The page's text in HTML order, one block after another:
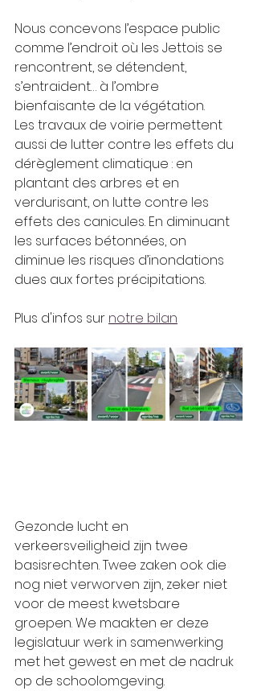
Nous concevons l’espace public
comme l’endroit où les Jettois se
rencontrent, se détendent,
s’entraident… à l’ombre
bienfaisante de la végétation.
Les travaux de voirie permettent
aussi de lutter contre les effets du
dérèglement climatique : en
plantant des arbres et en
verdurisant, on lutte contre les
effets des canicules. En diminuant
les surfaces bétonnées, on
diminue les risques d’inondations
dues aux fortes précipitations.
Plus d'infos sur notre bilan
Gezonde lucht en
verkeersveiligheid zijn twee
basisrechten. Twee zaken ook die
nog niet verworven zijn, zeker niet
voor de meest kwetsbare
groepen. We maakten er deze
legislatuur werk in samenwerking
met het gewest en met de nadruk
op de schoolomgeving.